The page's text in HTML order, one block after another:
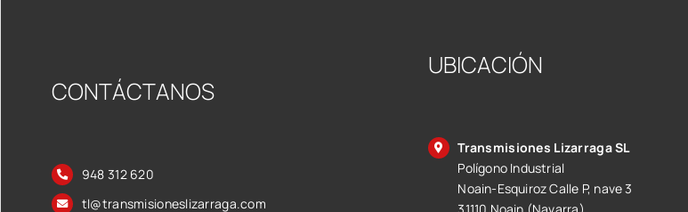
CONTÁCTANOS
948 312 620
tl@transmisioneslizarraga.com
UBICACIÓN
Transmisiones Lizarraga SL
Polígono Industrial
Noain-Esquiroz Calle P, nave 3